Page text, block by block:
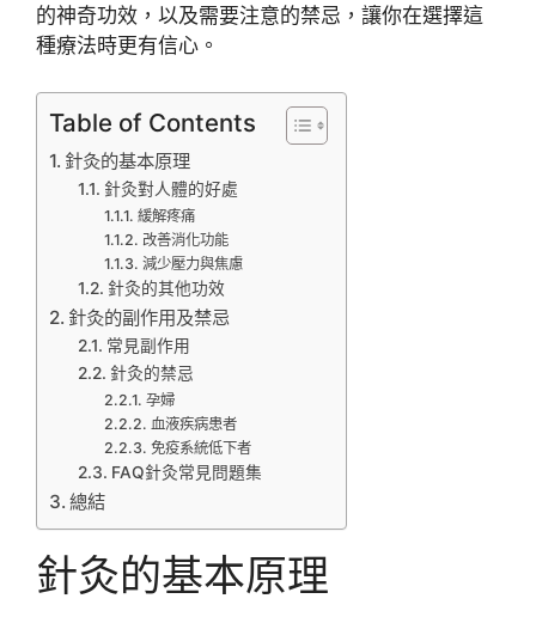
的神奇功效，以及需要注意的禁忌，讓你在選擇這
種療法時更有信心。
Table of Contents
針灸的基本原理
針灸對人體的好處
緩解疼痛
改善消化功能
減少壓力與焦慮
針灸的其他功效
針灸的副作用及禁忌
常見副作用
針灸的禁忌
孕婦
血液疾病患者
免疫系統低下者
FAQ針灸常見問題集
總結
針灸的基本原理